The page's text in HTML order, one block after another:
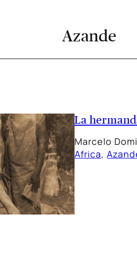
Azande
La
Marcelo
Africa,